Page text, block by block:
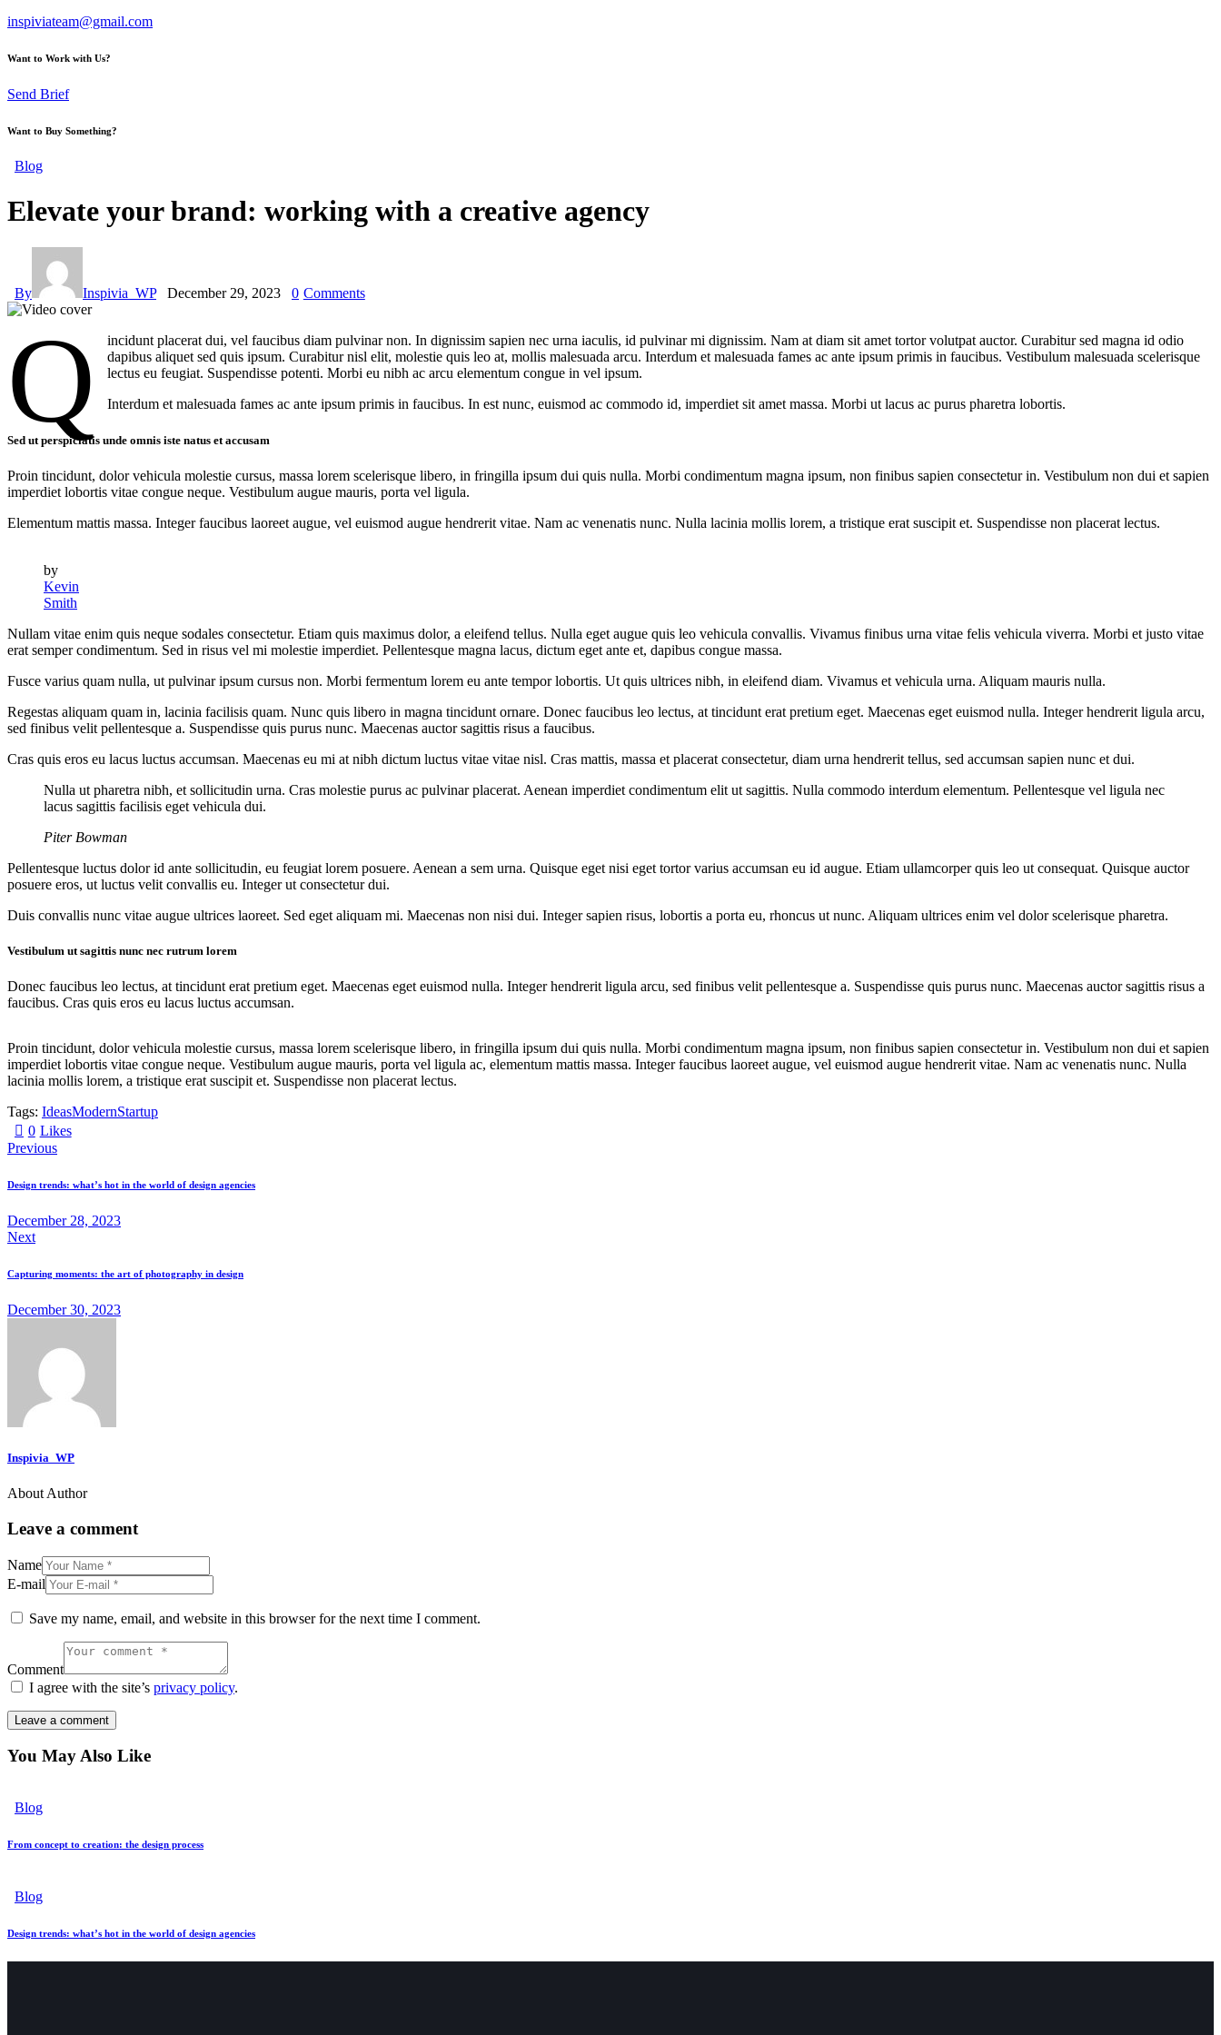
inspiviateam@gmail.com
Want to Work with Us?
Send Brief
Want to Buy Something?
Blog
Elevate your brand: working with a creative agency
By Inspivia_WP December 29, 2023 0 Comments
Q
incidunt placerat dui, vel faucibus diam pulvinar non. In dignissim sapien nec urna iaculis, id pulvinar mi dignissim. Nam at diam sit amet tortor volutpat auctor. Curabitur sed magna id odio
dapibus aliquet sed quis ipsum. Curabitur nisl elit, molestie quis leo at, mollis malesuada arcu. Interdum et malesuada fames ac ante ipsum primis in faucibus. Vestibulum malesuada scelerisque
lectus eu feugiat. Suspendisse potenti. Morbi eu nibh ac arcu elementum congue in vel ipsum.
Interdum et malesuada fames ac ante ipsum primis in faucibus. In est nunc, euismod ac commodo id, imperdiet sit amet massa. Morbi ut lacus ac purus pharetra lobortis.
Sed ut perspiciatis unde omnis iste natus et accusam
Proin tincidunt, dolor vehicula molestie cursus, massa lorem scelerisque libero, in fringilla ipsum dui quis nulla. Morbi condimentum magna ipsum, non finibus sapien consectetur in. Vestibulum non dui et sapien
imperdiet lobortis vitae congue neque. Vestibulum augue mauris, porta vel ligula.
Elementum mattis massa. Integer faucibus laoreet augue, vel euismod augue hendrerit vitae. Nam ac venenatis nunc. Nulla lacinia mollis lorem, a tristique erat suscipit et. Suspendisse non placerat lectus.
by
Kevin
Smith
Nullam vitae enim quis neque sodales consectetur. Etiam quis maximus dolor, a eleifend tellus. Nulla eget augue quis leo vehicula convallis. Vivamus finibus urna vitae felis vehicula viverra. Morbi et justo vitae
erat semper condimentum. Sed in risus vel mi molestie imperdiet. Pellentesque magna lacus, dictum eget ante et, dapibus congue massa.
Fusce varius quam nulla, ut pulvinar ipsum cursus non. Morbi fermentum lorem eu ante tempor lobortis. Ut quis ultrices nibh, in eleifend diam. Vivamus et vehicula urna. Aliquam mauris nulla.
Regestas aliquam quam in, lacinia facilisis quam. Nunc quis libero in magna tincidunt ornare. Donec faucibus leo lectus, at tincidunt erat pretium eget. Maecenas eget euismod nulla. Integer hendrerit ligula arcu,
sed finibus velit pellentesque a. Suspendisse quis purus nunc. Maecenas auctor sagittis risus a faucibus.
Cras quis eros eu lacus luctus accumsan. Maecenas eu mi at nibh dictum luctus vitae vitae nisl. Cras mattis, massa et placerat consectetur, diam urna hendrerit tellus, sed accumsan sapien nunc et dui.
Nulla ut pharetra nibh, et sollicitudin urna. Cras molestie purus ac pulvinar placerat. Aenean imperdiet condimentum elit ut sagittis. Nulla commodo interdum elementum. Pellentesque vel ligula nec
lacus sagittis facilisis eget vehicula dui.
Piter Bowman
Pellentesque luctus dolor id ante sollicitudin, eu feugiat lorem posuere. Aenean a sem urna. Quisque eget nisi eget tortor varius accumsan eu id augue. Etiam ullamcorper quis leo ut consequat. Quisque auctor
posuere eros, ut luctus velit convallis eu. Integer ut consectetur dui.
Duis convallis nunc vitae augue ultrices laoreet. Sed eget aliquam mi. Maecenas non nisi dui. Integer sapien risus, lobortis a porta eu, rhoncus ut nunc. Aliquam ultrices enim vel dolor scelerisque pharetra.
Vestibulum ut sagittis nunc nec rutrum lorem
Donec faucibus leo lectus, at tincidunt erat pretium eget. Maecenas eget euismod nulla. Integer hendrerit ligula arcu, sed finibus velit pellentesque a. Suspendisse quis purus nunc. Maecenas auctor sagittis risus a
faucibus. Cras quis eros eu lacus luctus accumsan.
Proin tincidunt, dolor vehicula molestie cursus, massa lorem scelerisque libero, in fringilla ipsum dui quis nulla. Morbi condimentum magna ipsum, non finibus sapien consectetur in. Vestibulum non dui et sapien
imperdiet lobortis vitae congue neque. Vestibulum augue mauris, porta vel ligula ac, elementum mattis massa. Integer faucibus laoreet augue, vel euismod augue hendrerit vitae. Nam ac venenatis nunc. Nulla
lacinia mollis lorem, a tristique erat suscipit et. Suspendisse non placerat lectus.
Tags: IdeasModernStartup
0 Likes
Post
navigation
Previous
Design trends: what’s hot in the world of design agencies
December 28, 2023
Next
Capturing moments: the art of photography in design
December 30, 2023
Inspivia_WP
About Author
Leave a comment
Name
E-mail
Save my name, email, and website in this browser for the next time I comment.
Comment
I agree with the site’s privacy policy.
You May Also Like
Blog
From concept to creation: the design process
Blog
Design trends: what’s hot in the world of design agencies